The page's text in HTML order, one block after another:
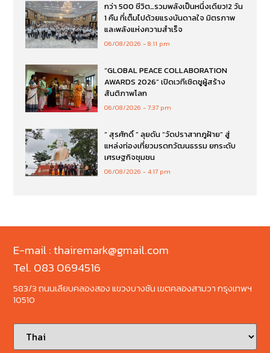
กว่า 500 ชีวิต…รวมพลังเป็นหนึ่งเดียว!2 วัน
1 คืน ที่เต็มไปด้วยแรงบันดาลใจ มิตรภาพ
และพลังแห่งความสำเร็จ
06/08/2026 8:11 pm
“GLOBAL PEACE COLLABORATION
AWARDS 2026” เปิดเวทีเชิดชูผู้สร้าง
สันติภาพโลก
06/08/2026 7:37 pm
“ สุรศักดิ์ ” ลุยดัน “วัดปราสาทภูฝ้าย” สู่
แหล่งท่องเที่ยวมรดกวัฒนธรรม ยกระดับ
เศรษฐกิจชุมชน
06/08/2026 4:17 pm
E-mail : thairemark@gmail.com
Tel. 083 0694516
583/3 ถนนเลียบคลองสอง แขวงบางชัน เขตคลองสามวา กรุงเทพฯ
10510